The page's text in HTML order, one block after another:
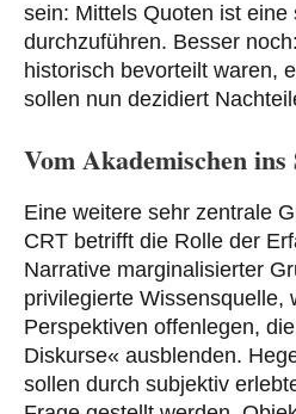
sein: Mittels Quoten ist eine
durchzuführen. Besser
historisch bevorteilt waren,
sollen nun dezidiert
Vom Akademischen ins
Eine weitere sehr zentrale
CRT betrifft die Rolle der
Narrative marginalisierter
privilegierte Wissensquelle,
Perspektiven offenlegen,
Diskurse« ausblenden.
sollen durch subjektiv